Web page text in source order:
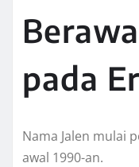
pada
Nama Jalen mulai
awal 1990-an.